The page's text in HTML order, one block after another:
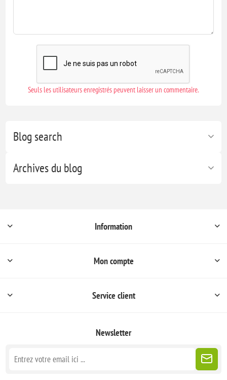
Blog search
Archives du blog
Seuls les utilisateurs enregistrés peuvent laisser un commentaire.
Information
Mon compte
Service client
Newsletter